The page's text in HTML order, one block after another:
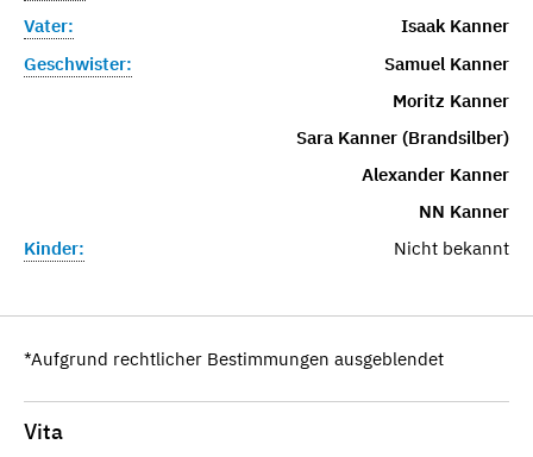
Vater:
Isaak Kanner
Geschwister:
Samuel Kanner
Moritz Kanner
Sara Kanner (Brandsilber)
Alexander Kanner
NN Kanner
Kinder:
Nicht bekannt
*Aufgrund rechtlicher Bestimmungen ausgeblendet
Vita